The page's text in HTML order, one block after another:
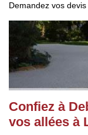
Demandez vos
Confiez à
vos allées à